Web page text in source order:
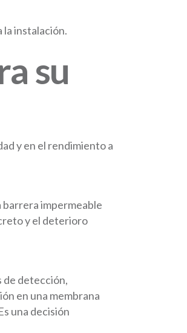
instalación.
su
y en el rendimiento a
barrera impermeable
y el deterioro
de detección,
en una membrana
una decisión